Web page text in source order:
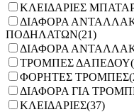
ΚΛΕΙΔΑΡΙΕΣ
ΔΙΑΦΟΡΑ
ΠΟΔΗΛΑΤΩΝ(21)
ΔΙΑΦΟΡΑ
ΤΡΟΜΠΕΣ ΔΑΠΕΔΟΥ
ΦΟΡΗΤΕΣ ΤΡΟΜΠΕΣ
ΔΙΑΦΟΡΑ ΓΙΑ
ΚΛΕΙΔΑΡΙΕΣ(37)